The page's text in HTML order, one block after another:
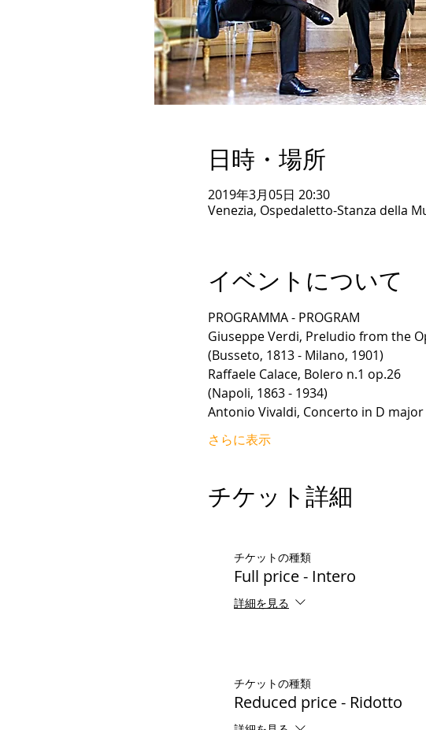
日時・場所
2019年3月05日 20:30
Venezia, Ospedaletto-Stanza della
イベントについて
PROGRAMMA - PROGRAM
Giuseppe Verdi, Preludio from the
(Busseto, 1813 - Milano, 1901)
Raffaele Calace, Bolero n.1 op.26
(Napoli, 1863 - 1934)
Antonio Vivaldi, Concerto in D
さらに表示
チケット詳細
チケットの種類
Full price - Intero
詳細を見る
チケットの種類
Reduced price - Ridotto